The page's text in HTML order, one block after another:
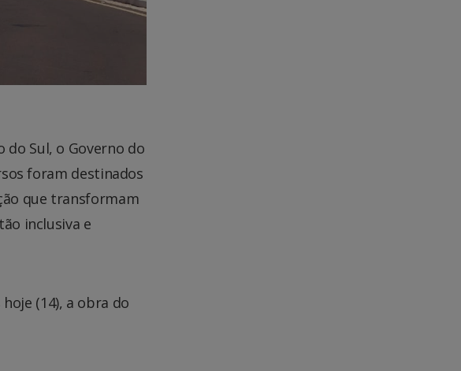
Sul, o Governo do
foram destinados
que transformam
inclusiva e
(14), a obra do